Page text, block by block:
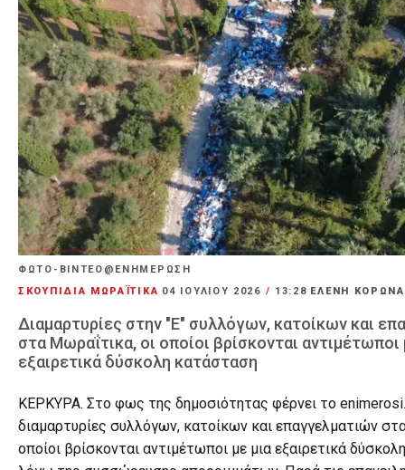
ΦΩΤΟ-ΒΙΝΤΕΟ@ΕΝΗΜΕΡΩΣΗ
ΣΚΟΥΠΙΔΙΑ ΜΩΡΑΪΤΙΚΑ 04 ΙΟΥΛΊΟΥ 2026 / 13:28 ΕΛΕΝΗ
Διαμαρτυρίες στην "Ε" συλλόγων, κατοίκων και
στα Μωραΐτικα, οι οποίοι βρίσκονται αντιμέτωποι
εξαιρετικά δύσκολη κατάσταση
ΚΕΡΚΥΡΑ. Στο φως της δημοσιότητας φέρνει το
διαμαρτυρίες συλλόγων, κατοίκων και επαγγελματιών
οποίοι βρίσκονται αντιμέτωποι με μια εξαιρετικά